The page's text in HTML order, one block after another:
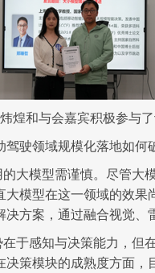
煌和与会嘉宾积极参与
驾驶领域规模化落地如何
大模型需谨慎。尽管大
模型在这一领域的效果
方案，通过融合视觉、
于感知与决策能力，但
策模块的成熟度方面，